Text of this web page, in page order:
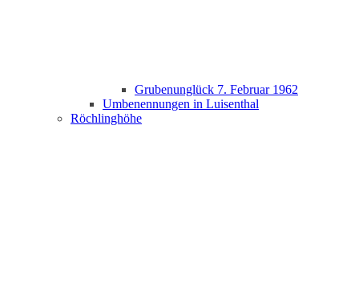
Grubenunglück 7. Februar 1962
Umbenennungen in Luisenthal
Röchlinghöhe